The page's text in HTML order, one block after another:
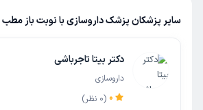
سایر پزشکان پزشک داروسازی با نوبت باز مطب
دکتر بیتا تاجرباشی
داروسازی
0
(
0 نظر)